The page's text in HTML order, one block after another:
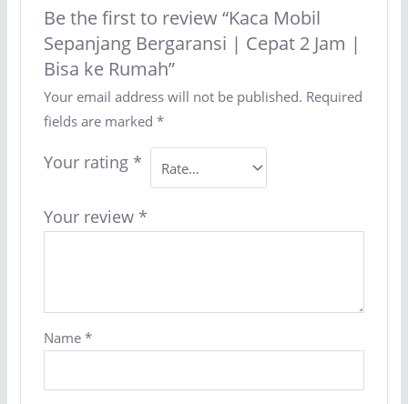
Be the first to review “Kaca Mobil
Sepanjang Bergaransi | Cepat 2 Jam |
Bisa ke Rumah”
Your email address will not be published. Required
fields are marked *
Your rating *
Your review *
Name *